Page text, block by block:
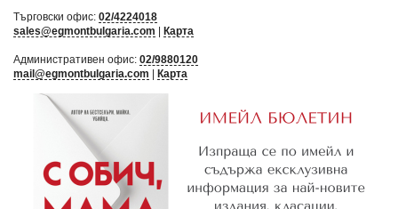
Търговски офис: 02/4224018
sales@egmontbulgaria.com
Карта
Административен офис: 02/9880120
mail@egmontbulgaria.com
Карта